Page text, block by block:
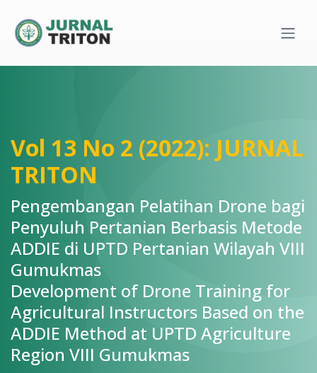
Quick jump to page content
Vol 13 No 2 (2022): JURNAL
TRITON
Pengembangan Pelatihan Drone bagi
Penyuluh Pertanian Berbasis Metode
ADDIE di UPTD Pertanian Wilayah VIII
Gumukmas
Development of Drone Training for
Agricultural Instructors Based on the
ADDIE Method at UPTD Agriculture
Region VIII Gumukmas